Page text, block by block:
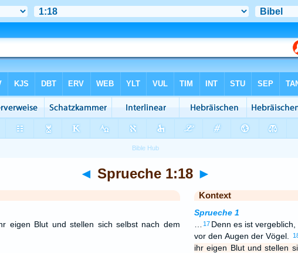
◄ Sprueche 1:18 ►
eigen Blut und stellen sich selbst nach dem
Kontext
Sprueche 1
17 Denn es ist
vor den Augen der Vögel.
ihr eigen Blut und stellen